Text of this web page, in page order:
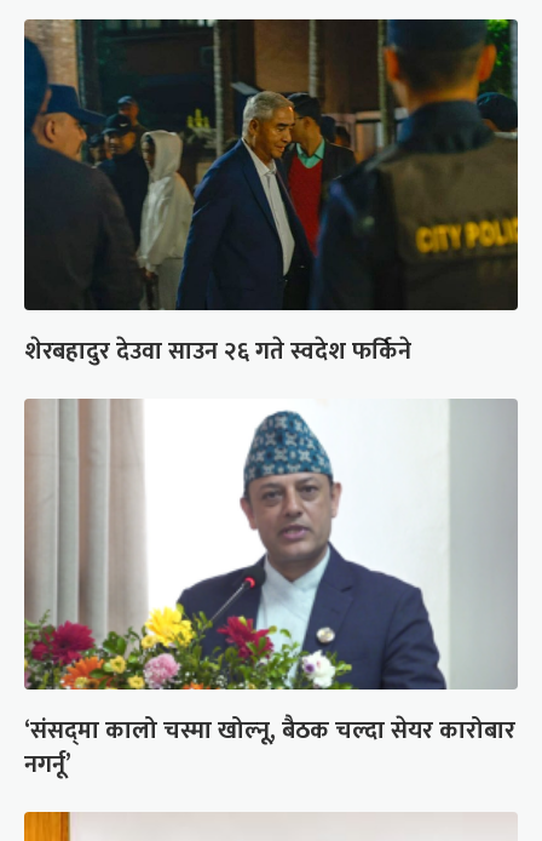
शेरबहादुर देउवा साउन २६ गते स्वदेश फर्किने
‘संसद्‍मा कालो चस्मा खोल्नू, बैठक चल्दा सेयर कारोबार
नगर्नू’